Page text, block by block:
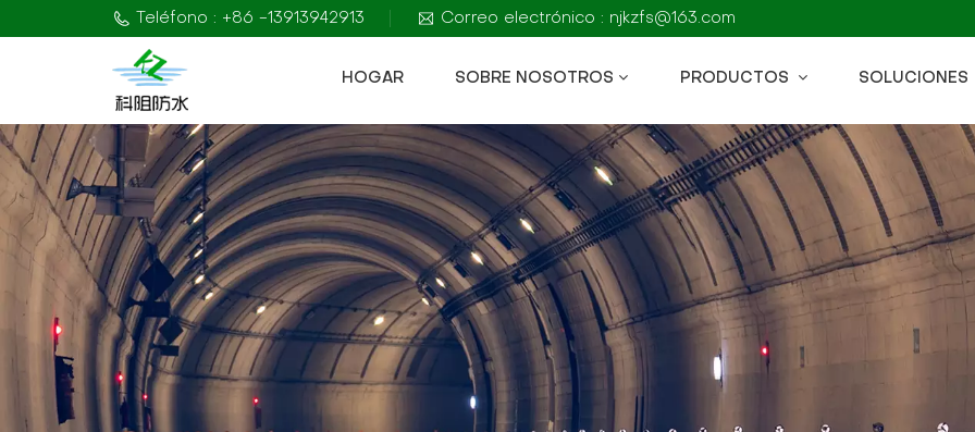
Teléfono : +86 -13913942913 Correo electrónico : njkzfs@163.com
HOGAR SOBRE NOSOTROS PRODUCTOS SOLUCIONES